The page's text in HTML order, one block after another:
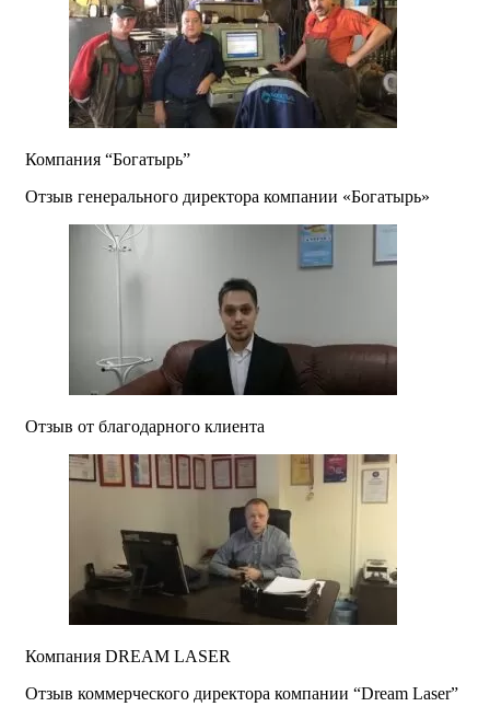
Компания “Богатырь”
Отзыв генерального директора компании «Богатырь»
Отзыв от благодарного клиента
Компания DREAM LASER
Отзыв коммерческого директора компании “Dream Laser”